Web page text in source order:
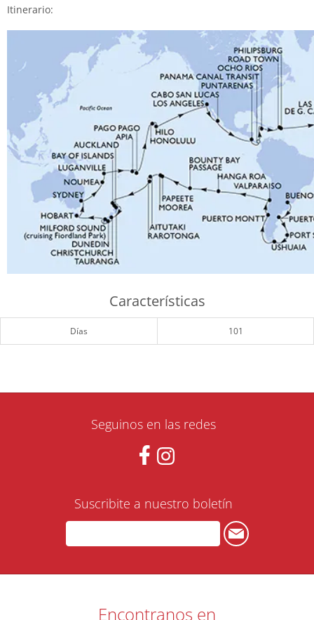
Itinerario:
Características
Días 101
Seguinos en las redes
Suscribite a nuestro boletín
Encontranos en